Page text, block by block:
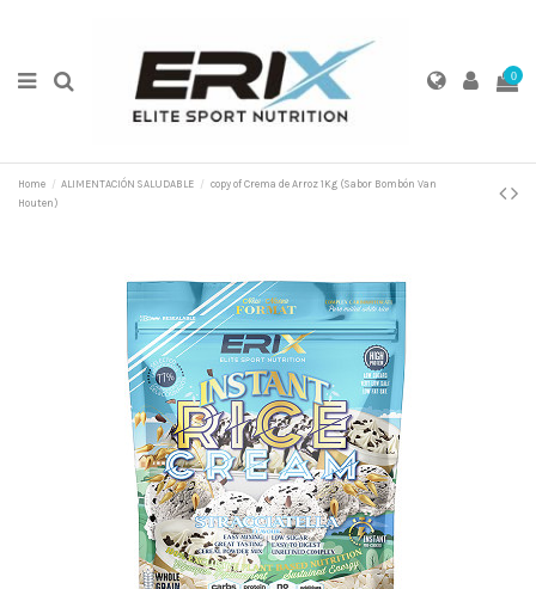
0
Home ALIMENTACIÓN SALUDABLE
copy of Crema de Arroz 1Kg (Sabor Bombón Van
Houten)